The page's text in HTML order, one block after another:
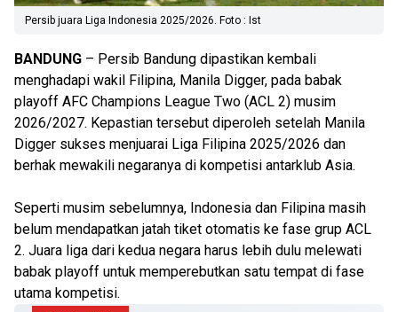
Persib juara Liga Indonesia 2025/2026. Foto : Ist
BANDUNG – Persib Bandung dipastikan kembali
menghadapi wakil Filipina, Manila Digger, pada babak
playoff AFC Champions League Two (ACL 2) musim
2026/2027. Kepastian tersebut diperoleh setelah Manila
Digger sukses menjuarai Liga Filipina 2025/2026 dan
berhak mewakili negaranya di kompetisi antarklub Asia.
Seperti musim sebelumnya, Indonesia dan Filipina masih
belum mendapatkan jatah tiket otomatis ke fase grup ACL
2. Juara liga dari kedua negara harus lebih dulu melewati
babak playoff untuk memperebutkan satu tempat di fase
utama kompetisi.